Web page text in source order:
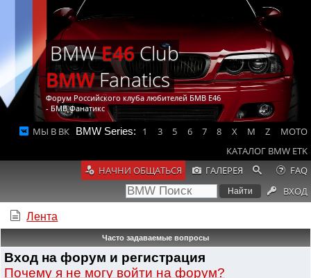
BMWE46Club
BMWFanatics
Форум Российского клуба любителей БМВ Е46
- БМВ Фанатикс
МЫ В ВК BMW Series: 1 3 5 6 7 8 X M Z
MOTO
КАТАЛОГ BMW ETK
НАЧНИ ОБЩАТЬСЯ
ГАЛЕРЕЯ
FAQ
ВХОД
Лента
Часто задаваемые вопросы
Вход на форум и регистрация
Почему я не могу войти на форум?